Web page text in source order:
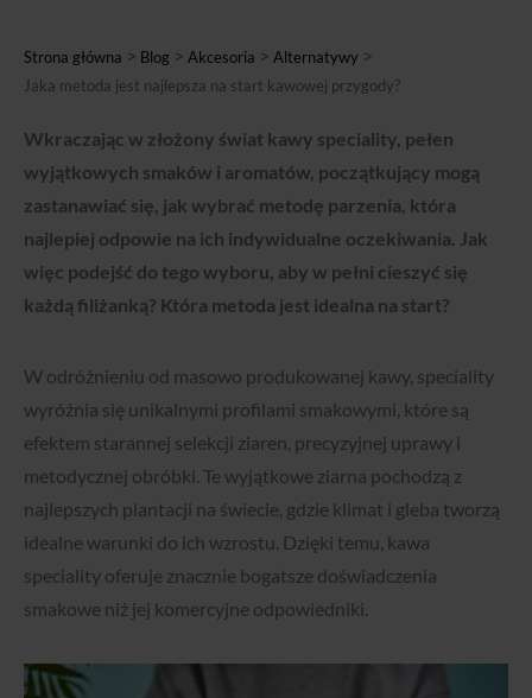
Strona główna > Blog > Akcesoria > Alternatywy >
Jaka metoda jest najlepsza na start kawowej przygody?
Wkraczając w złożony świat kawy speciality, pełen
wyjątkowych smaków i aromatów, początkujący mogą
zastanawiać się, jak wybrać metodę parzenia, która
najlepiej odpowie na ich indywidualne oczekiwania. Jak
więc podejść do tego wyboru, aby w pełni cieszyć się
każdą filiżanką? Która metoda jest idealna na start?
W odróżnieniu od masowo produkowanej kawy, speciality
wyróżnia się unikalnymi profilami smakowymi, które są
efektem starannej selekcji ziaren, precyzyjnej uprawy i
metodycznej obróbki. Te wyjątkowe ziarna pochodzą z
najlepszych plantacji na świecie, gdzie klimat i gleba tworzą
idealne warunki do ich wzrostu. Dzięki temu, kawa
speciality oferuje znacznie bogatsze doświadczenia
smakowe niż jej komercyjne odpowiedniki.